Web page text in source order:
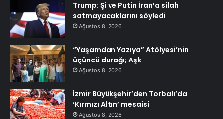
Trump: Şi ve Putin İran’a silah
satmayacaklarını söyledi
Ağustos 8, 2026
“Yaşamdan Yazıya” Atölyesi’nin
üçüncü durağı; Aşk
Ağustos 8, 2026
İzmir Büyükşehir’den Torbalı’da
‘Kırmızı Altın’ mesaisi
Ağustos 8, 2026